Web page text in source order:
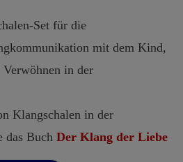
Set für die
mit dem Kind,
in der
Klangschalen in der
das Buch Der Klang der Liebe